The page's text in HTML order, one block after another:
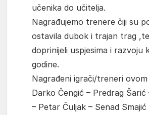
učenika do učitelja.
Nagrađujemo trenere čiji su
ostavila dubok i trajan trag
doprinijeli uspjesima i razvoju
godine.
Nagrađeni igrači/treneri
Darko Čengić – Predrag
– Petar Čuljak – Senad